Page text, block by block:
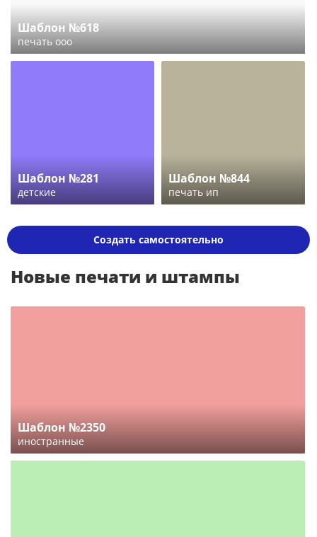
Шаблон №618
печать ооо
Шаблон №281
детские
Шаблон №844
печать ип
Создать самостоятельно
Новые печати и штампы
Шаблон №2350
иностранные